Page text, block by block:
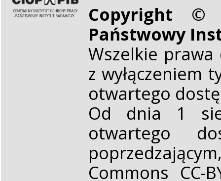
Copyright ©
Państwowy
Wszelkie
z wyłączeniem
otwartego
Od dnia 1
otwartego
Commons CC-